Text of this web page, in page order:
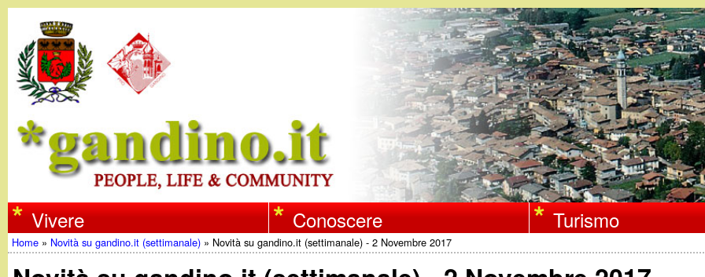
Salta
al
contenuto
principale
w
w
Vivere Conoscere Turismo
Tu
Home » Novità su gandino.it (settimanale) » Novità su gandino.it (settimanale) - 2 Novembre 2017